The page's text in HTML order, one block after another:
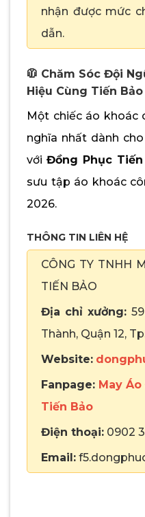
nhận được mức
dẫn.
🧥 Chăm Sóc Đội
Hiệu Cùng Tiến Bảo
Một chiếc áo khoác
nghĩa nhất dành
vớiĐồng Phục Tiến
sưu tập áo khoác
2026.
THÔNG TIN LIÊN HỆ
CÔNG TY TNHH
TIẾN BẢO
Địa chỉ xưởng:
Thành, Quận 12,
Website:
Fanpage: May
Tiến Bảo
Điện thoại: 0902
Email: